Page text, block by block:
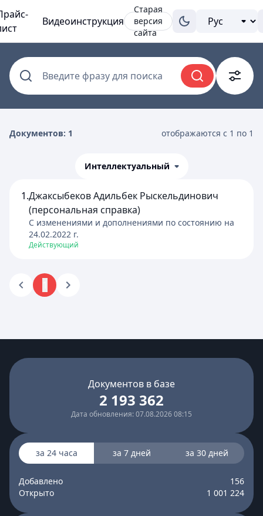
Видеоинструкция
Старая
версия
сайта
Введите фразу для поиска
Документов: 1 отображаются с 1 по 1
Интеллектуальный
1.Джаксыбеков Адильбек Рыскельдинович
(персональная справка)
C изменениями и дополнениями по состоянию на
24.02.2022 г.
Действующий
Документов в базе
2 193 362
Дата обновления: 07.08.2026 08:15
за 24 часа за 7 дней за 30 дней
Добавлено
156
Открыто
1 001 224